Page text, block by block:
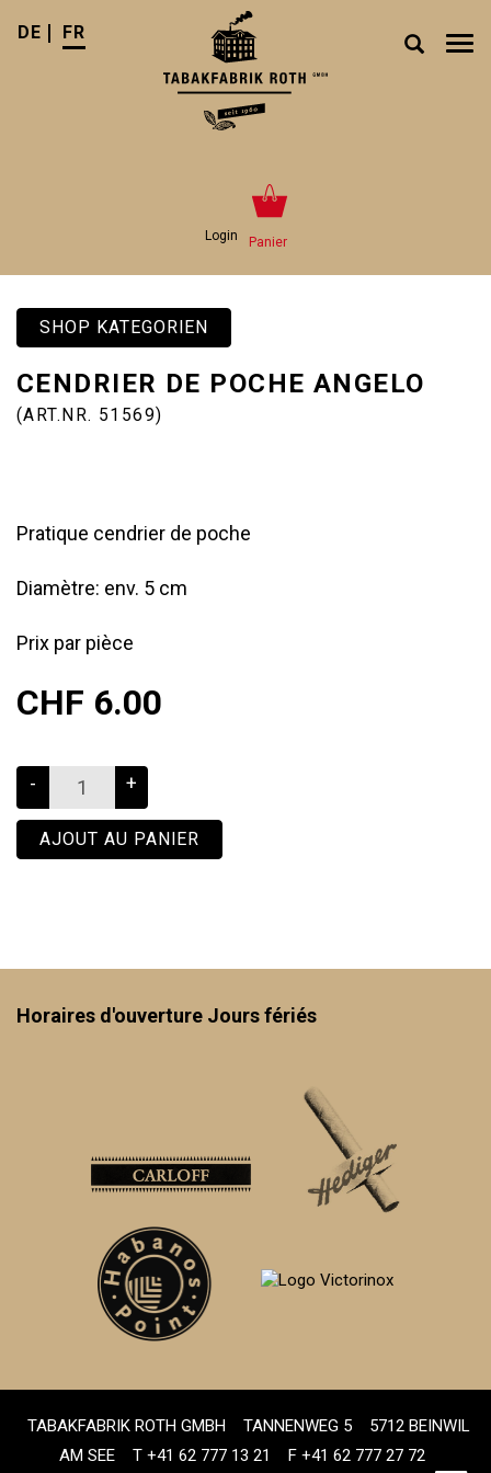
DE FR
Login Panier
SHOP KATEGORIEN
CENDRIER DE POCHE ANGELO
(ART.NR. 51569)
Pratique cendrier de poche
Diamètre: env. 5 cm
Prix par pièce
CHF 6.00
+
-
AJOUT AU PANIER
Horaires d'ouverture Jours fériés
TABAKFABRIK ROTH GMBH TANNENWEG 5
5712 BEINWIL
AM SEE
T +41 62 777 13 21 F +41 62 777 27 72